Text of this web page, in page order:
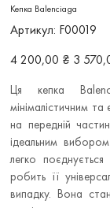
Кепка Balenciaga
Артикул: Артикул
F00019
F00019
Звичайна
ціна
4 200,00 ₴
Ціна
зі
3
Ця кепка
мінімалістичним
на передній
ідеальним
легко
робить її
випадку. Вона